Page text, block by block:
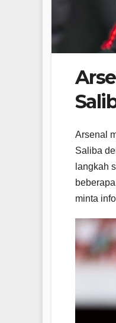
Arsenal
Saliba
langkah
minta